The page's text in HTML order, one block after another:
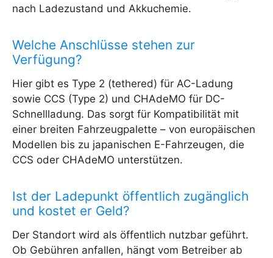
nach Ladezustand und Akkuchemie.
Welche Anschlüsse stehen zur
Verfügung?
Hier gibt es Type 2 (tethered) für AC-Ladung
sowie CCS (Type 2) und CHAdeMO für DC-
Schnellladung. Das sorgt für Kompatibilität mit
einer breiten Fahrzeugpalette – von europäischen
Modellen bis zu japanischen E-Fahrzeugen, die
CCS oder CHAdeMO unterstützen.
Ist der Ladepunkt öffentlich zugänglich
und kostet er Geld?
Der Standort wird als öffentlich nutzbar geführt.
Ob Gebühren anfallen, hängt vom Betreiber ab